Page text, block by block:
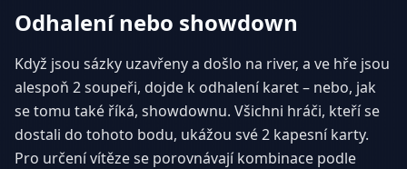
Odhalení nebo showdown
Když jsou sázky uzavřeny a došlo na river, a ve hře jsou
alespoň 2 soupeři, dojde k odhalení karet – nebo, jak
se tomu také říká, showdownu. Všichni hráči, kteří se
dostali do tohoto bodu, ukážou své 2 kapesní karty.
Pro určení vítěze se porovnávají kombinace podle